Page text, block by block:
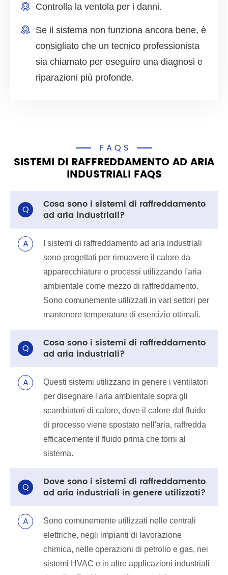
Controlla la ventola per i danni.
Se il sistema non funziona ancora bene, è
consigliato che un tecnico professionista
sia chiamato per eseguire una diagnosi e
riparazioni più profonde.
FAQS
SISTEMI DI RAFFREDDAMENTO AD ARIA
INDUSTRIALI FAQS
Q
Cosa sono i sistemi di raffreddamento
ad aria industriali?
A
I sistemi di raffreddamento ad aria industriali
sono progettati per rimuovere il calore da
apparecchiature o processi utilizzando l'aria
ambientale come mezzo di raffreddamento.
Sono comunemente utilizzati in vari settori per
mantenere temperature di esercizio ottimali.
Q
Cosa sono i sistemi di raffreddamento
ad aria industriali?
A
Questi sistemi utilizzano in genere i ventilatori
per disegnare l'aria ambientale sopra gli
scambiatori di calore, dove il calore dal fluido
di processo viene spostato nell'aria, raffredda
efficacemente il fluido prima che torni al
sistema.
Q
Dove sono i sistemi di raffreddamento
ad aria industriali in genere utilizzati?
A
Sono comunemente utilizzati nelle centrali
elettriche, negli impianti di lavorazione
chimica, nelle operazioni di petrolio e gas, nei
sistemi HVAC e in altre applicazioni industriali